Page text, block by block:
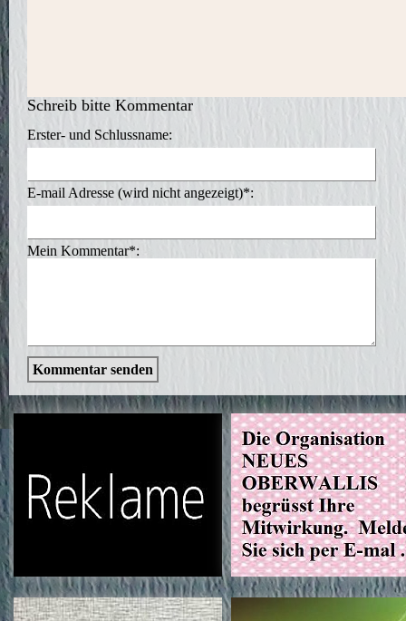
Schreib bitte Kommentar
Erster- und Schlussname:
E-mail Adresse (wird nicht angezeigt)*:
Mein Kommentar*:
Kommentar senden